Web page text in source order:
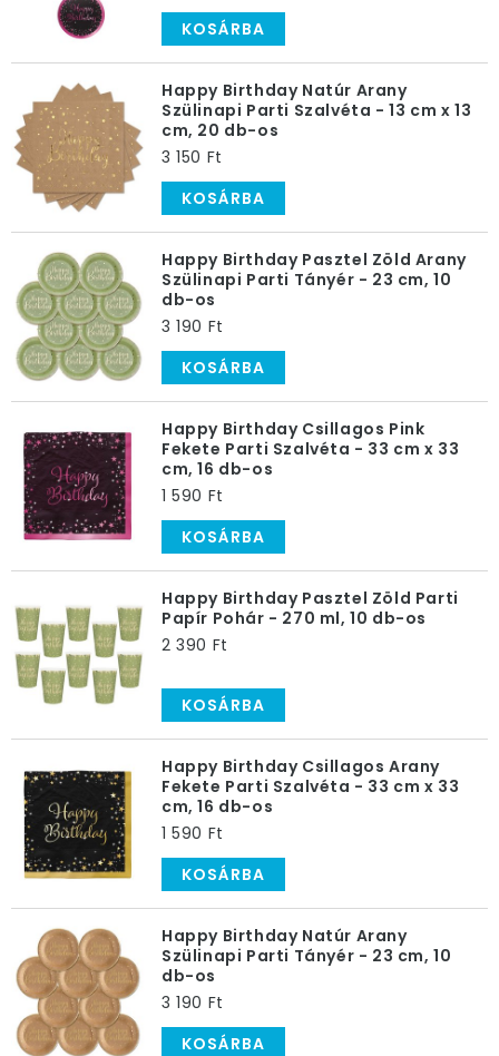
KOSÁRBA
Happy Birthday Natúr Arany
Szülinapi Parti Szalvéta - 13 cm x 13
cm, 20 db-os
3 150 Ft
KOSÁRBA
Happy Birthday Pasztel Zöld Arany
Szülinapi Parti Tányér - 23 cm, 10
db-os
3 190 Ft
KOSÁRBA
Happy Birthday Csillagos Pink
Fekete Parti Szalvéta - 33 cm x 33
cm, 16 db-os
1 590 Ft
KOSÁRBA
Happy Birthday Pasztel Zöld Parti
Papír Pohár - 270 ml, 10 db-os
2 390 Ft
KOSÁRBA
Happy Birthday Csillagos Arany
Fekete Parti Szalvéta - 33 cm x 33
cm, 16 db-os
1 590 Ft
KOSÁRBA
Happy Birthday Natúr Arany
Szülinapi Parti Tányér - 23 cm, 10
db-os
3 190 Ft
KOSÁRBA